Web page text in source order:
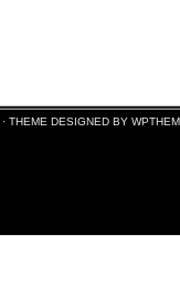
· THEME DESIGNED BY